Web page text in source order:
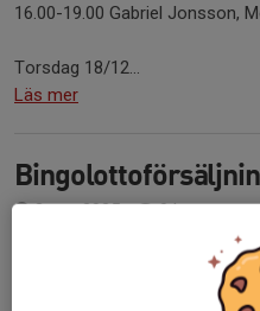
16.00-19.00 Gabriel Jonsson,
Torsdag 18/12...
Läs mer
2 nov 2025
0
FBKU19 får även i år möjlighet
dagarna före jul för att få in